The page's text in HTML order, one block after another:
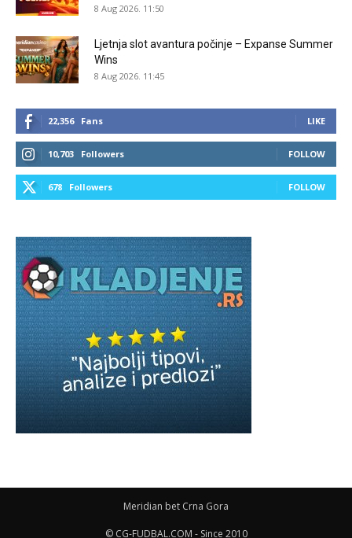
8 Aug 2026. 11:50
Ljetnja slot avantura počinje – Expanse Summer
Wins
8 Aug 2026. 11:45
22,356 Fans LIKE
10,703 Followers FOLLOW
678 Followers FOLLOW
Meridian bet Crna Gora
© CG-FUDBAL.COM - Since 2010